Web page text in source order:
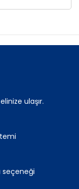
ulaşır.
seçeneği